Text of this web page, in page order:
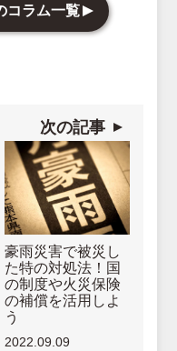
コラム一覧
次の記事
豪雨災害で被災し
た特の対処法！国
の制度や火災保険
の補償を活用しよ
う
2022.09.09